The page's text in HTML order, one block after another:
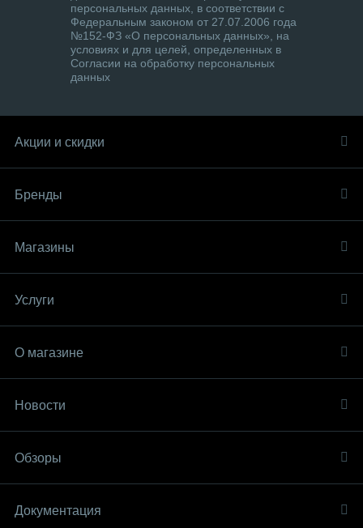
персональных данных, в соответствии с
Федеральным законом от 27.07.2006 года
№152-ФЗ «О персональных данных», на
условиях и для целей, определенных в
Согласии на обработку персональных
данных
Акции и скидки
Бренды
Магазины
Услуги
О магазине
Новости
Обзоры
Документация